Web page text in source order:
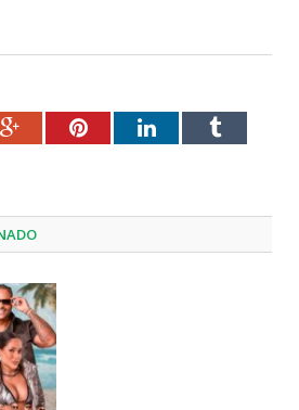
Google+PinterestLinkedInTumblr